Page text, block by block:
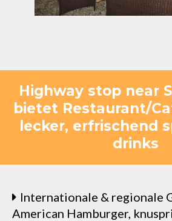
Highway stop near
bietet Restaurant/
lecker, erfrischend
drinks
Internationale & regionale
American Hamburger,